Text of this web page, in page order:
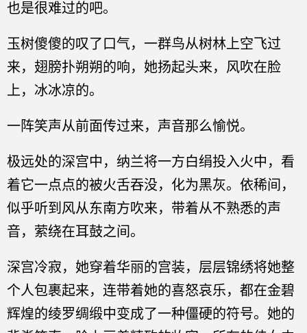
也是很难过的吧。
玉树傻傻的叹了口气，一群鸟从树林上空飞过
来，翅膀扑朔朔的响，她扬起头来，风吹在脸
上，冰冰凉的。
一阵笑声从前面传过来，声音那么愉悦。
极远处的深宫中，纳兰将一方白绢投入火中，看
着它一点点的被火舌吞没，化为黑灰。依稀间，
似乎听到风从东南方吹来，带着从不熟悉的声
音，萦绕在耳鼓之间。
深宫冷寂，她穿着华丽的宫装，层层锦绣将她整
个人包裹起来，连带着她的喜怒哀乐，都在金碧
辉煌的绫罗绸缎中变成了一种僵硬的符号。她的